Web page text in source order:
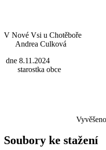
V Nové Vsi
Andrea Culková
dne
starostka obce
Vyvěšeno na úřední
Soubory ke stažení